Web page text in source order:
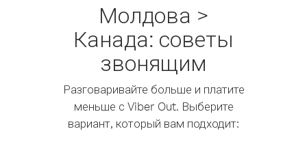
Молдова >
Канада: советы
звонящим
Разговаривайте больше и платите
меньше с Viber Out. Выберите
вариант, который вам подходит: